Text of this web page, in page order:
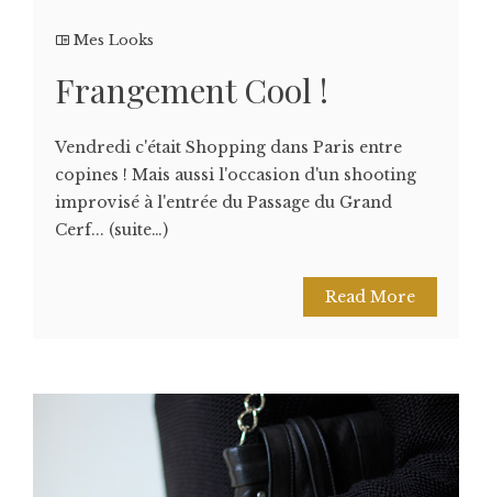
Mes Looks
Frangement Cool !
Vendredi c'était Shopping dans Paris entre
copines ! Mais aussi l'occasion d'un shooting
improvisé à l'entrée du Passage du Grand
Cerf... (suite…)
Read More